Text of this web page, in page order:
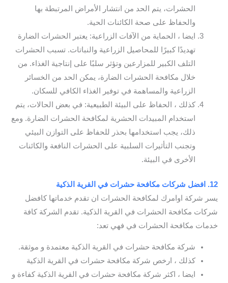
الحشرات، يتم الحد من انتشار الأمراض المرتبطة بها
والحفاظ على صحة الكائنات الحية.
ايضا ، الحماية من الآفات الزراعية: يعتبر الحشرات الضارة
تهديدًا كبيرًا للمحاصيل الزراعية والنباتات. تسبب الحشرات
التلف الكبير للمزارعين وتؤثر سلبًا على إنتاجية الغذاء. من
خلال مكافحة الحشرات الضارة، يمكن الحد من الخسائر
الزراعية والمساهمة في توفير الغذاء الكافي للسكان.
كذلك ، الحفاظ على البيئة الطبيعية: في بعض الحالات، يتم
استخدام المبيدات الحشرية لمكافحة الحشرات الضارة. ومع
ذلك، يجب استخدامها بحذر للحفاظ على التوازن البيئي
وتجنب التأثيرات السلبية على الحشرات النافعة والكائنات
الأخرى في البيئة.
12. افضل شركات مكافحة حشرات في القرية الذكية
يسر شركة اوامرك لمكافحة الحشرات ان تقدم خدماتها كافضل
شركات مكافحة الحشرات في القرية الذكية. تقدم الشركة كافة
خدمات مكافحة الحشرات في فهي تعد:
شركة مكافحة حشرات في القرية الذكية معتمدة و موثقة.
كذلك ، ارخص شركة مكافحة حشرات في القرية الذكية
ايضا ، اكثر شركة مكافحة حشرات في القرية الذكية كفاءة و